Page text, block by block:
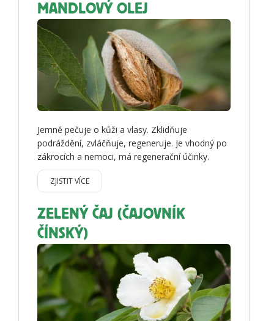
MANDLOVÝ OLEJ
Jemně pečuje o kůži a vlasy. Zklidňuje
podráždění, zvláčňuje, regeneruje. Je vhodný po
zákrocích a nemoci, má regenerační účinky.
ZJISTIT VÍCE
ZELENÝ ČAJ (ČAJOVNÍK
ČÍNSKÝ)